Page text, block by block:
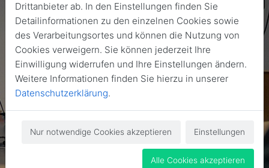
Drittanbieter ab. In den Einstellungen finden Sie
Detailinformationen zu den einzelnen Cookies sowie
des Verarbeitungsortes und können die Nutzung von
Cookies verweigern. Sie können jederzeit Ihre
Einwilligung widerrufen und Ihre Einstellungen ändern.
Weitere Informationen finden Sie hierzu in unserer
Datenschutzerklärung.
Nur notwendige Cookies akzeptieren Einstellungen
Alle Cookies akzeptieren